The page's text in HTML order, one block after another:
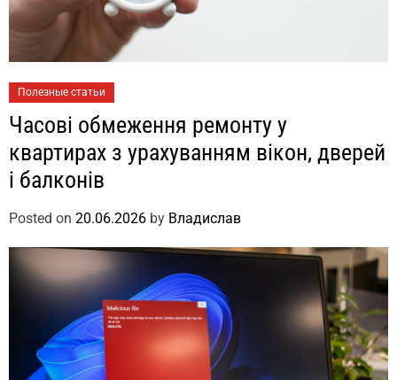
Полезные статьи
Часові обмеження ремонту у
квартирах з урахуванням вікон, дверей
і балконів
Posted on 20.06.2026 by Владислав